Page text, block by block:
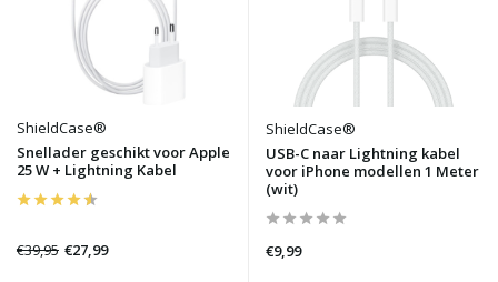
ShieldCase®
Snellader geschikt voor Apple
25 W + Lightning Kabel
€39,95 €27,99
ShieldCase®
USB-C naar Lightning kabel
voor iPhone modellen 1 Meter
(wit)
€9,99